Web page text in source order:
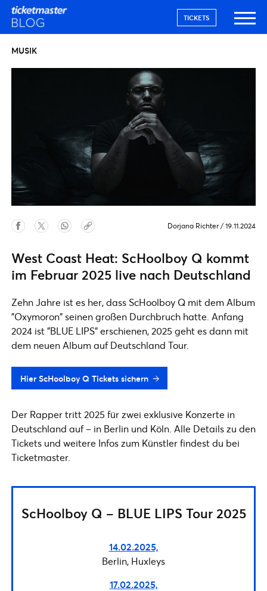
TICKETS
MUSIK
Dorjana Richter / 19.11.2024
West Coast Heat: ScHoolboy Q kommt
im Februar 2025 live nach Deutschland
Zehn Jahre ist es her, dass ScHoolboy Q mit dem Album
"Oxymoron" seinen großen Durchbruch hatte. Anfang
2024 ist "BLUE LIPS" erschienen, 2025 geht es dann mit
dem neuen Album auf Deutschland Tour.
Hier ScHoolboy Q Tickets sichern
Der Rapper tritt 2025 für zwei exklusive Konzerte in
Deutschland auf – in Berlin und Köln. Alle Details zu den
Tickets und weitere Infos zum Künstler findest du bei
Ticketmaster.
ScHoolboy Q – BLUE LIPS Tour 2025
14.02.2025,
Berlin, Huxleys
17.02.2025,